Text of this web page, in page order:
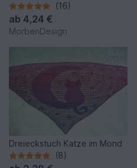
(16)
ab 4,24 €
MorbenDesign
Dreieckstuch Katze im Mond
(8)